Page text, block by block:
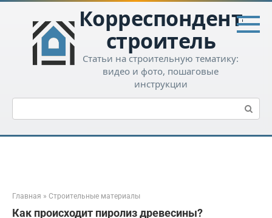
Перейти
контенту
Корреспондент-
строитель
Статьи на строительную тематику:
видео и фото, пошаговые
инструкции
Поиск:
Главная » Строительные материалы
Как происходит пиролиз древесины?